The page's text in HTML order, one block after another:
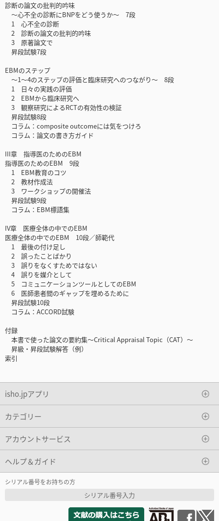
診断の論文の批判的吟味
～心不全の診断にBNPをどう使うか～ 7段
1 心不全の診断
2 診断の論文の批判的吟味
3 原著論文で
昇段試験7段
EBMのステップ
～1～4のステップの評価と臨床研究へのつながり～ 8段
1 日々の実践の評価
2 EBMから臨床研究へ
3 観察研究によるRCTの有効性の検証
昇段試験8段
コラム：composite outcomeには気をつけろ
コラム：論文の書き方ガイド
III章 指導医のためのEBM
指導医のためのEBM 9段
1 EBM教育のコツ
2 教材作成法
3 ワークショップの開催法
昇段試験9段
コラム：EBM標語集
IV章 医療全体の中でのEBM
医療全体の中でのEBM 10段／師範代
1 最後の付け足し
2 誤ったことばかり
3 誤りをなくすためではない
4 誤りを媒介として
5 コミュニケーションツールとしてのEBM
6 医師患者間のギャップを埋めるために
昇段試験10段
コラム：ACCORD試験
付録
本書で使った論文の要約集～Critical Appraisal Topic（CAT）～
昇級・昇段試験解答（例）
索引
isho.jpアプリ
カテゴリー
アカウントサービス
ヘルプ＆ガイド
シリアル番号をお持ちの方
シリアル番号入力